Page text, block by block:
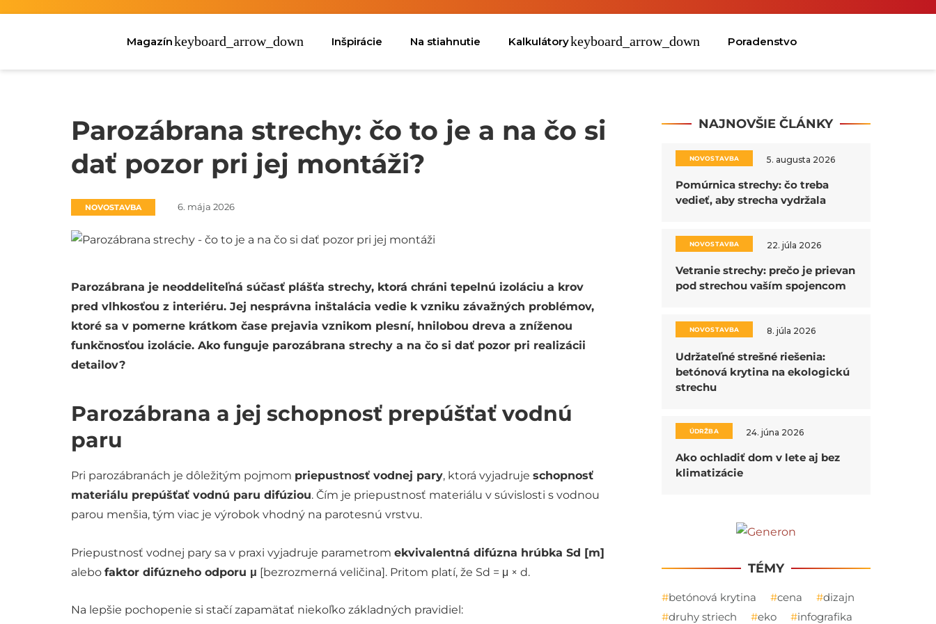
Magazín Inšpirácie Na stiahnutie Kalkulátory Poradenstvo
Parozábrana strechy: čo to je a na čo si
dať pozor pri jej montáži?
NOVOSTAVBA 6. mája 2026
Parozábrana je neoddeliteľná súčasť plášťa strechy, ktorá chráni tepelnú izoláciu a krov
pred vlhkosťou z interiéru. Jej nesprávna inštalácia vedie k vzniku závažných problémov,
ktoré sa v pomerne krátkom čase prejavia vznikom plesní, hnilobou dreva a zníženou
funkčnosťou izolácie. Ako funguje parozábrana strechy a na čo si dať pozor pri realizácii
detailov?
Parozábrana a jej schopnosť prepúšťať vodnú
paru
Pri parozábranách je dôležitým pojmom priepustnosť vodnej pary, ktorá vyjadruje schopnosť
materiálu prepúšťať vodnú paru difúziou. Čím je priepustnosť materiálu v súvislosti s vodnou
parou menšia, tým viac je výrobok vhodný na parotesnú vrstvu.
Priepustnosť vodnej pary sa v praxi vyjadruje parametrom ekvivalentná difúzna hrúbka Sd [m]
alebo faktor difúzneho odporu μ [bezrozmerná veličina]. Pritom platí, že Sd = μ × d.
Na lepšie pochopenie si stačí zapamätať niekoľko základných pravidiel:
NAJNOVŠIE ČLÁNKY
NOVOSTAVBA 5. augusta 2026
Pomúrnica strechy: čo treba
vedieť, aby strecha vydržala
NOVOSTAVBA 22. júla 2026
Vetranie strechy: prečo je prievan
pod strechou vaším spojencom
NOVOSTAVBA 8. júla 2026
Udržateľné strešné riešenia:
betónová krytina na ekologickú
strechu
ÚDRŽBA 24. júna 2026
Ako ochladiť dom v lete aj bez
klimatizácie
TÉMY
betónová krytina cena
dizajn
druhy striech
eko
infografika